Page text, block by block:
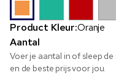
Product Kleur:Oranje
Aantal
Voer je aantal in of sleep
en de beste prijs voor jou.